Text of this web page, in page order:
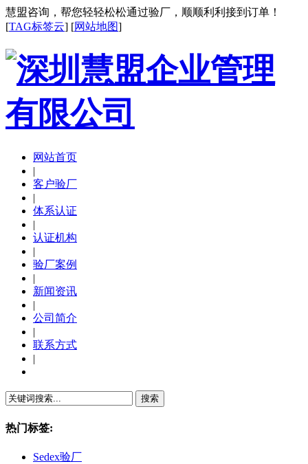
慧盟咨询，帮您轻轻松松通过验厂，顺顺利利接到订单！
[TAG标签云] [网站地图]
网站首页
|
客户验厂
|
体系认证
|
认证机构
|
验厂案例
|
新闻资讯
|
公司简介
|
联系方式
|
热门标签:
Sedex验厂